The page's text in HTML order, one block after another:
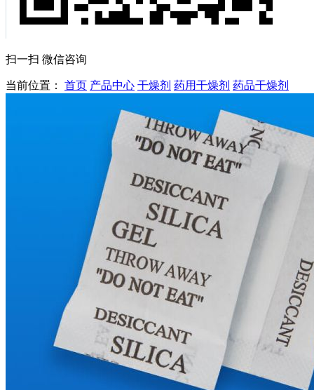
扫一扫 微信咨询
当前位置： 首页 产品中心 干燥剂 药用干燥剂 药品干燥剂